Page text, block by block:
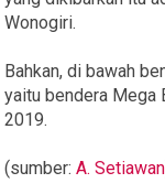
Wonogiri.
Bahkan, di bawah
yaitu bendera Mega
2019.
(sumber:A. Setiawan